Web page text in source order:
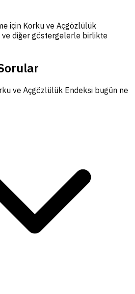
için Korku ve Açgözlülük
ve diğer göstergelerle birlikte
ve Açgözlülük Endeksi bugün ne